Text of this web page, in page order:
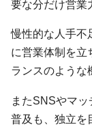
要な分だけ営業
慢性的な人手不
に営業体制を立
ランスのような
またSNSやマ
普及も、独立を